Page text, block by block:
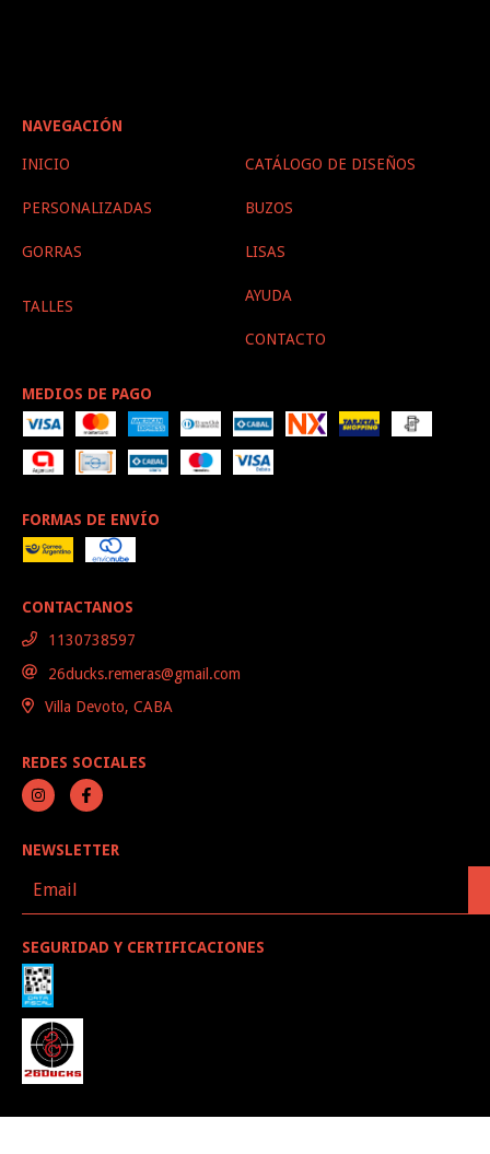
NAVEGACIÓN
INICIO CATÁLOGO DE DISEÑOS
PERSONALIZADAS BUZOS
GORRAS LISAS
TALLES
AYUDA
CONTACTO
MEDIOS DE PAGO
FORMAS DE ENVÍO
CONTACTANOS
1130738597
26ducks.remeras@gmail.com
Villa Devoto, CABA
REDES SOCIALES
NEWSLETTER
SEGURIDAD Y CERTIFICACIONES